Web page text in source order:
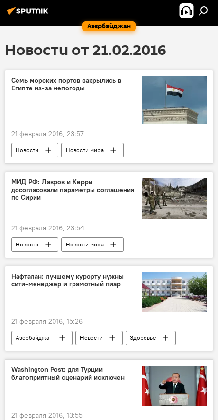
Азербайджан
Новости от 21.02.2016
Семь морских портов закрылись в
Египте из-за непогоды
21 февраля 2016, 23:57
Новости Новости мира
МИД РФ: Лавров и Керри
досогласовали параметры соглашения
по Сирии
21 февраля 2016, 23:54
Новости Новости мира
Нафталан: лучшему курорту нужны
сити-менеджер и грамотный пиар
21 февраля 2016, 15:26
Азербайджан Новости
Здоровье
ЖИЗНЬ
Нафталан
Лечение
Санаторий
Курорт
Washington Post: для Турции
благоприятный сценарий исключен
21 февраля 2016, 13:55